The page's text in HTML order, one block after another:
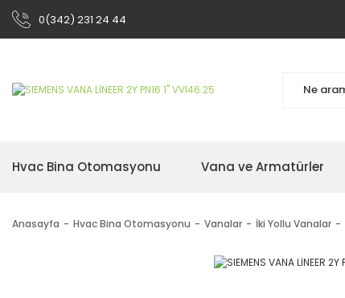
0(342) 231 24 44
Hvac Bina Otomasyonu Vana ve Armatürler
Anasayfa Hvac Bina Otomasyonu Vanalar İki Yollu Vanalar